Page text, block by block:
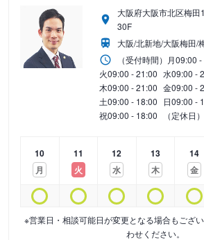
大阪府大阪市北区梅
30F
大阪/北新地/大阪梅田/
（受付時間） 月09:00 -
火09:00 - 21:00 水09:00 -
木09:00 - 21:00 金09:00 -
土09:00 - 18:00 日09:00 -
祝09:00 - 18:00 （定休日
10
月
11
火
12
水
13
木
14
金
※営業日・相談可能日が変更となる場合もござ
わせください。